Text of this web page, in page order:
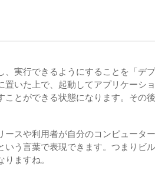
実行できるようにすることを「デ
いた上で、起動してアプリケーシ
とができる状態になります。その
スや利用者が自分のコンピュータ
う言葉で表現できます。つまりビ
ますね。